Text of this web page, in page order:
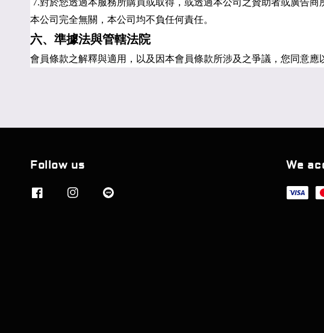
本公司完全無關，本公司均不負任何責任。
六、準據法與管轄法院
會員條款之解釋與適用，以及因本會員條款所涉及之爭議，您同意
Follow us We